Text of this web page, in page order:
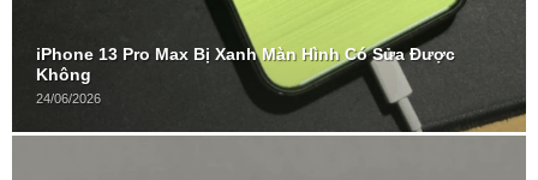
iPhone 13 Pro Max Bị Xanh Màn Hình Có Sửa Được
Không
24/06/2026